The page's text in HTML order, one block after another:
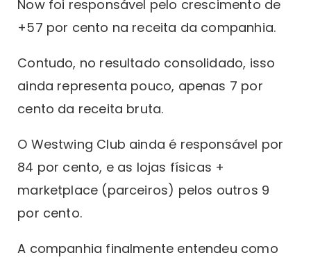
Now foi responsável pelo crescimento de
+57 por cento na receita da companhia.
Contudo, no resultado consolidado, isso
ainda representa pouco, apenas 7 por
cento da receita bruta.
O Westwing Club ainda é responsável por
84 por cento, e as lojas físicas +
marketplace (parceiros) pelos outros 9
por cento.
A companhia finalmente entendeu como